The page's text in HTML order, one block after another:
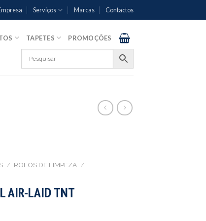
Serviços Marcas Contactos
TAPETES PROMOÇÕES
/ ROLOS DE LIMPEZA /
AIR-LAID TNT